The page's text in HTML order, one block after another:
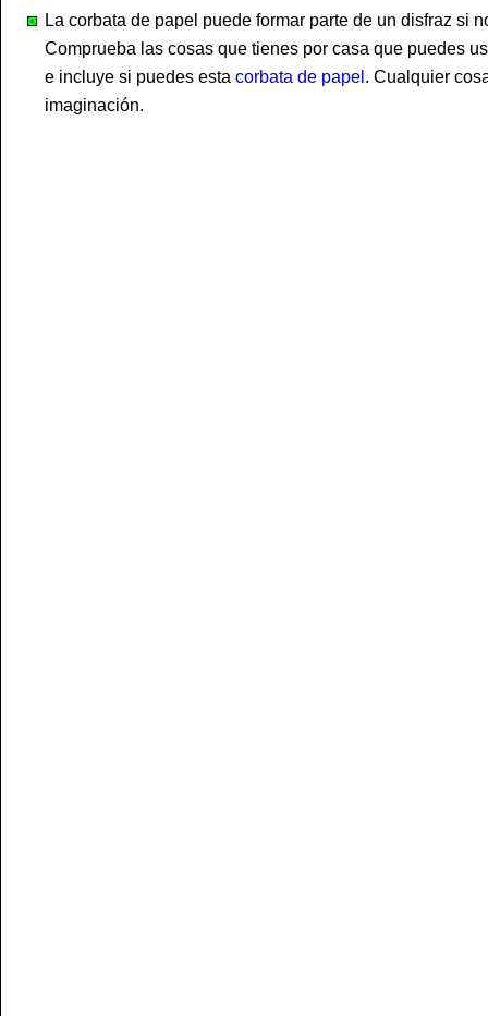
La corbata de papel puede formar parte de un disfraz si
Comprueba las cosas que tienes por casa que puedes
e incluye si puedes esta corbata de papel . Cualquier
imaginación.